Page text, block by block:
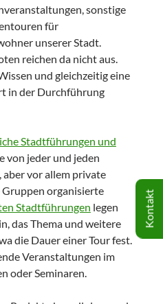
Kontakt
sonstige
für
unserer Stadt.
reichen da nicht aus.
und gleichzeitig eine
in der Durchführung
Stadtführungen und
von jeder und jeden
vor allem private
organisierte
Stadtführungen legen
das Thema und weitere
die Dauer einer Tour fest.
Veranstaltungen im
oder Seminaren.